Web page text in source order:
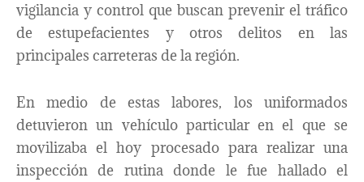
vigilancia y control que buscan prevenir el tráfico
de estupefacientes y otros delitos en las
principales carreteras de la región.
En medio de estas labores, los uniformados
detuvieron un vehículo particular en el que se
movilizaba el hoy procesado para realizar una
inspección de rutina donde le fue hallado el